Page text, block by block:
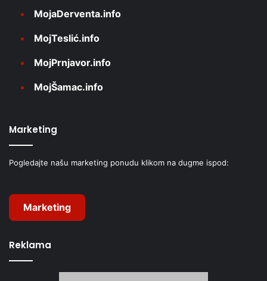
MojaDerventa.info
MojTeslić.info
MojPrnjavor.info
MojŠamac.info
Marketing
Pogledajte našu marketing ponudu klikom na dugme ispod:
Marketing
Reklama